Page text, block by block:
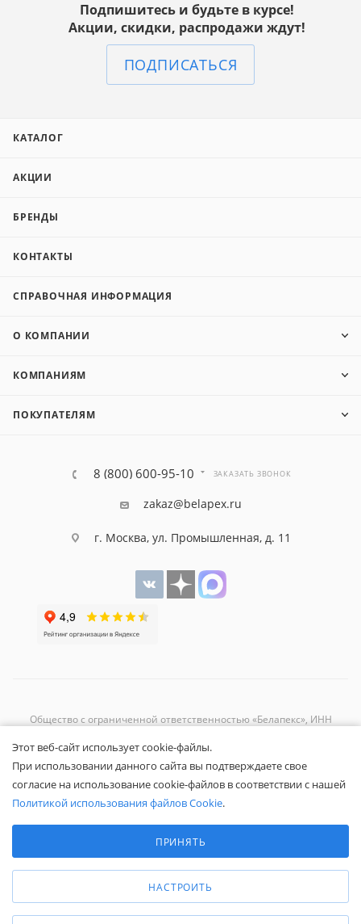
Подпишитесь и будьте в курсе!
Акции, скидки, распродажи ждут!
ПОДПИСАТЬСЯ
КАТАЛОГ
АКЦИИ
БРЕНДЫ
КОНТАКТЫ
СПРАВОЧНАЯ ИНФОРМАЦИЯ
О КОМПАНИИ
КОМПАНИЯМ
ПОКУПАТЕЛЯМ
8 (800) 600-95-10 ЗАКАЗАТЬ ЗВОНОК
zakaz@belapex.ru
г. Москва, ул. Промышленная, д. 11
Общество с ограниченной ответственностью «Белапекс», ИНН
Обращаем ваше внимание, что вся представленная на сайте
информация носит исключительно информационный характер и не
является публичной офертой.
Вы принимаете условияполитики
сайте Белапекс.ру.
Этот веб-сайт использует cookie-файлы.
При использовании данного сайта вы подтверждаете свое
согласие на использование cookie-файлов в соответствии с нашей
Политикой использования файлов Cookie.
Аналитические/Функциональные
ПРИНЯТЬ
НАСТРОИТЬ